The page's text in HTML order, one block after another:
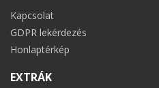
Kapcsolat
GDPR lekérdezés
Honlaptérkép
EXTRÁK